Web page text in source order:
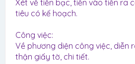
Xét về tiền bạc, tiền vào tiền ra
tiêu có kế hoạch.
Công việc:
Về phương diện công việc, diễn
thận giấy tờ, chi tiết.